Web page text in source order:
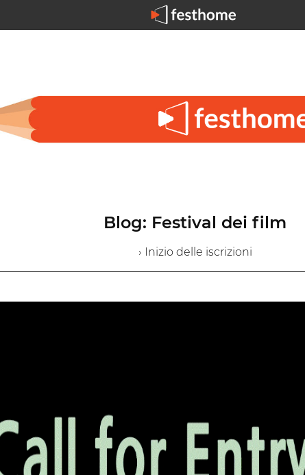
Blog: Festival dei film
› Inizio delle iscrizioni